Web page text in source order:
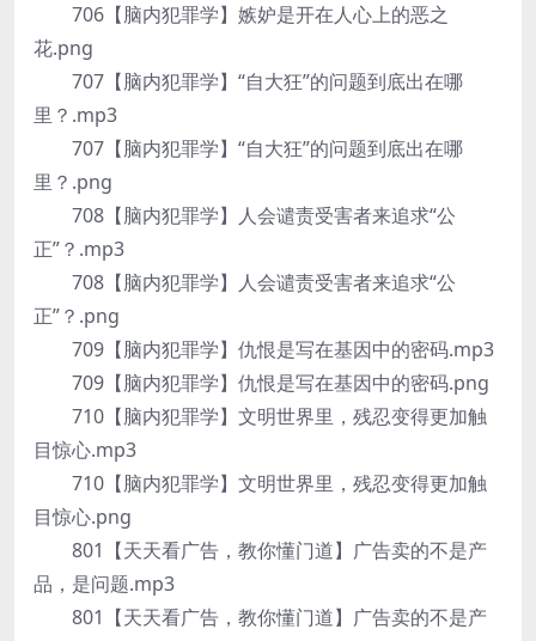
706【脑内犯罪学】嫉妒是开在人心上的恶之
花.png
707【脑内犯罪学】“自大狂”的问题到底出在哪
里？.mp3
707【脑内犯罪学】“自大狂”的问题到底出在哪
里？.png
708【脑内犯罪学】人会谴责受害者来追求“公
正”？.mp3
708【脑内犯罪学】人会谴责受害者来追求“公
正”？.png
709【脑内犯罪学】仇恨是写在基因中的密码.mp3
709【脑内犯罪学】仇恨是写在基因中的密码.png
710【脑内犯罪学】文明世界里，残忍变得更加触
目惊心.mp3
710【脑内犯罪学】文明世界里，残忍变得更加触
目惊心.png
801【天天看广告，教你懂门道】广告卖的不是产
品，是问题.mp3
801【天天看广告，教你懂门道】广告卖的不是产